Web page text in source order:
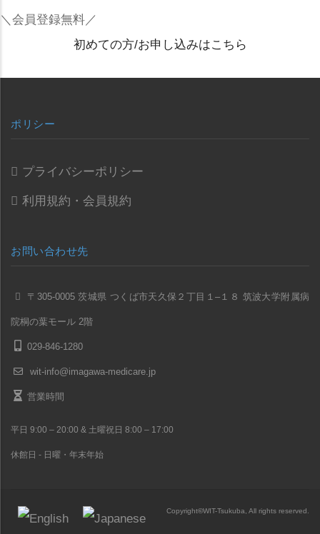
＼会員登録無料／
初めての方/お申し込みはこちら
ポリシー
プライバシーポリシー
利用規約・会員規約
お問い合わせ先
〒305-0005 茨城県 つくば市天久保２丁目１–１８ 筑波大学附属病
院桐の葉モール 2階
029-846-1280
wit-info@imagawa-medicare.jp
営業時間
平日 9:00 – 20:00 & 土曜祝日 8:00 – 17:00
休館日 - 日曜・年末年始
Copyright©WIT-Tsukuba, All rights reserved.